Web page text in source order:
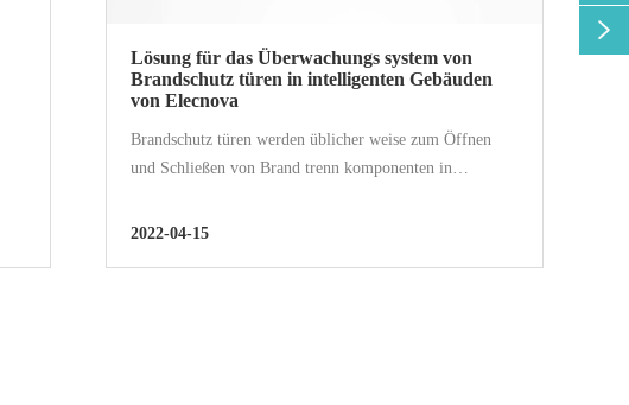
Lösung für das Überwachungs system von
Brandschutz türen in intelligenten Gebäuden
von Elecnova
Brandschutz türen werden üblicher weise zum Öffnen
und Schließen von Brand trenn komponenten in
Öffnen und Schließen von Brandschutz türen kann
2022-04-15
